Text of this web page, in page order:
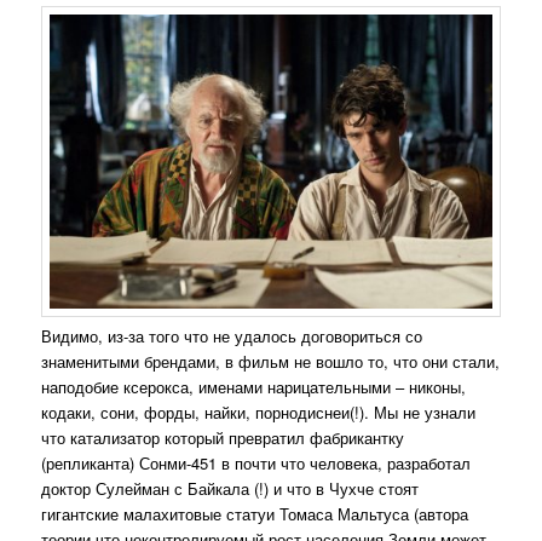
Видимо, из-за того что не удалось договориться со
знаменитыми брендами, в фильм не вошло то, что они стали,
наподобие ксерокса, именами нарицательными – никоны,
кодаки, сони, форды, найки, порнодиснеи(!). Мы не узнали
что катализатор который превратил фабрикантку
(репликанта) Сонми-451 в почти что человека, разработал
доктор Сулейман с Байкала (!) и что в Чухче стоят
гигантские малахитовые статуи Томаса Мальтуса (автора